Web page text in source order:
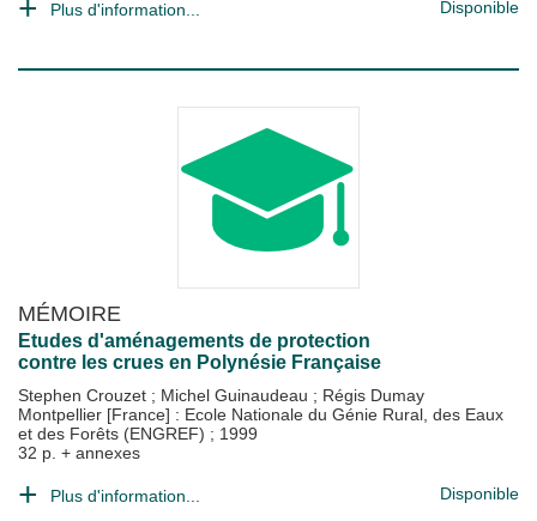
Plus d'information... Disponible
MÉMOIRE
Etudes d'aménagements de protection
contre les crues en Polynésie Française
Stephen Crouzet ; Michel Guinaudeau ; Régis Dumay
Montpellier [France] : Ecole Nationale du Génie Rural, des Eaux
et des Forêts (ENGREF) ; 1999
32 p. + annexes
Plus d'information... Disponible